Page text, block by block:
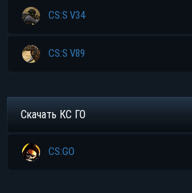
CS:S V34
CS:S V89
Скачать КС ГО
CS:GO